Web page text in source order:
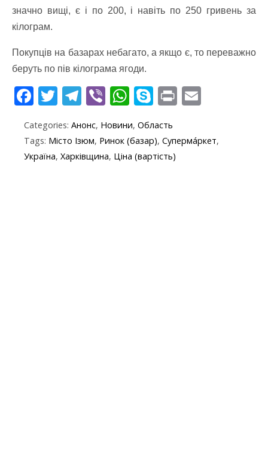
значно вищі, є і по 200, і навіть по 250 гривень за
кілограм.
Покупців на базарах небагато, а якщо є, то переважно
беруть по пів кілограма ягоди.
F
e
b
T
itt
er
T
e
gr
Vi
er
W
at
s
S
y
p
Pr
t ai
Categories: Анонс, Новини, Область
Tags: Місто Ізюм, Ринок (базар), Суперма́ркет,
Україна, Харківщина, Ціна (вартість)